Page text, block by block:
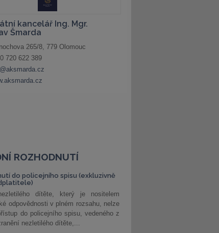
ROZHODNUTÍ
do policejního spisu (exkluzivně
dítěte, který je nositelem
odpovědnosti v plném rozsahu, nelze
do policejního spisu, vedeného z
nezletilého dítěte,...